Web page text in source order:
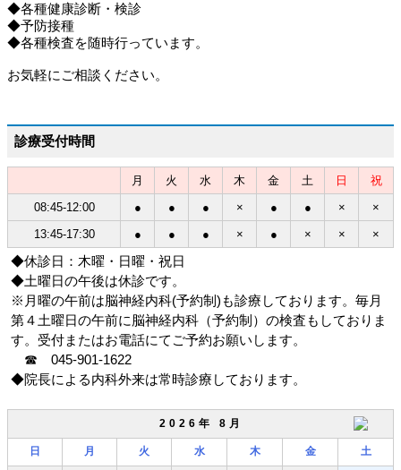
◆各種健康診断・検診
◆予防接種
◆各種検査を随時行っています。
お気軽にご相談ください。
診療受付時間
月 火 水 木 金 土 日
祝
08:45-12:00
● ● ● × ● ● ×
×
13:45-17:30
● ● ● × ● × × ×
◆休診日：木曜・日曜・祝日
◆土曜日の午後は休診です。
※月曜の午前は脳神経内科(予約制)も診療しております。毎月
第４土曜日の午前に脳神経内科（予約制）の検査もしておりま
す。受付またはお電話にてご予約お願いします。
☎ 045-901-1622
◆院長による内科外来は常時診療しております。
2026年 8月
日 月 火 水 木 金 土